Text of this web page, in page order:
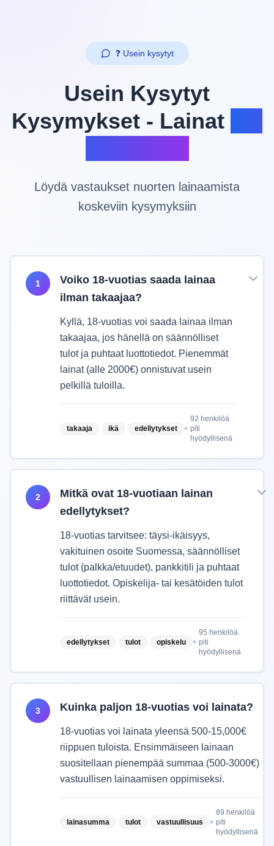
❓ Usein kysytyt
Usein Kysytyt
Kysymykset - Lainat
Löydä vastaukset nuorten lainaamista
koskeviin kysymyksiin
1
Voiko 18-vuotias saada lainaa
ilman takaajaa?
Kyllä, 18-vuotias voi saada lainaa ilman
takaajaa, jos hänellä on säännölliset
tulot ja puhtaat luottotiedot. Pienemmät
lainat (alle 2000€) onnistuvat usein
pelkillä tuloilla.
takaaja ikä edellytykset
92 henkilöä
piti
hyödyllisenä
2
Mitkä ovat 18-vuotiaan lainan
edellytykset?
18-vuotias tarvitsee: täysi-ikäisyys,
vakituinen osoite Suomessa, säännölliset
tulot (palkka/etuudet), pankkitili ja puhtaat
luottotiedot. Opiskelija- tai kesätöiden tulot
riittävät usein.
edellytykset tulot opiskelu
95 henkilöä
piti
hyödyllisenä
3 Kuinka paljon 18-vuotias voi lainata?
18-vuotias voi lainata yleensä 500-15,000€
riippuen tuloista. Ensimmäiseen lainaan
suositellaan pienempää summaa (500-3000€)
vastuullisen lainaamisen oppimiseksi.
lainasumma tulot vastuullisuus
89 henkilöä
piti
hyödyllisenä